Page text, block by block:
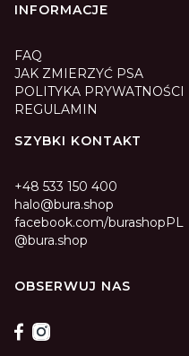
INFORMACJE
FAQ
JAK ZMIERZYĆ PSA
POLITYKA PRYWATNOŚCI
REGULAMIN
SZYBKI KONTAKT
+48 533 150 400
halo@bura.shop
facebook.com/burashopPL
@bura.shop
OBSERWUJ NAS